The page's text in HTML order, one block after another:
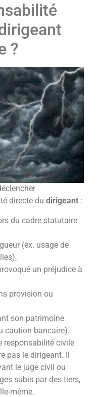
?
directe du dirigeant :
du cadre statutaire
(ex. usage de
un préjudice à
provision ou
son patrimoine
caution bancaire).
responsabilité civile
pas le dirigeant. Il
le juge civil ou
subis par des tiers,
même.